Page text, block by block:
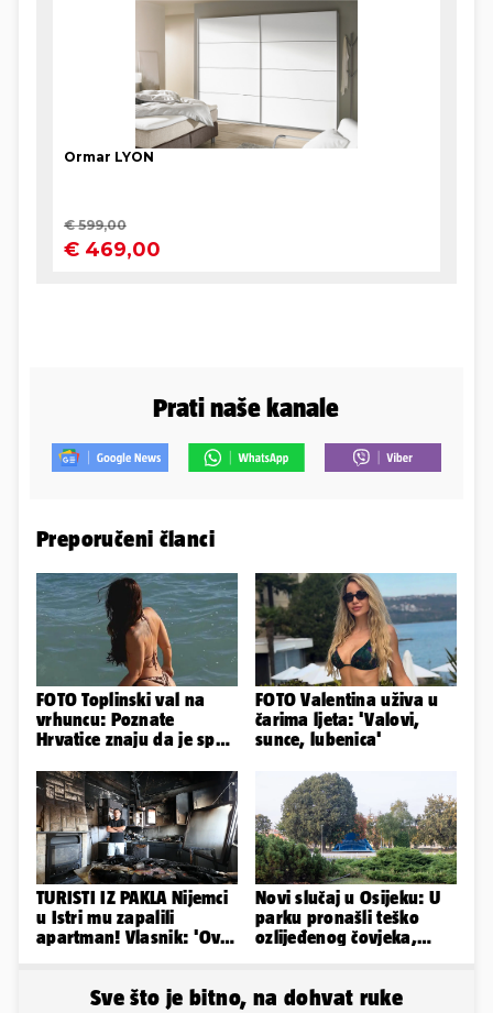
Prati naše kanale
Preporučeni članci
FOTO Toplinski val na
vrhuncu: Poznate
Hrvatice znaju da je spas
FOTO Valentina uživa u
čarima ljeta: 'Valovi,
sunce, lubenica'
TURISTI IZ PAKLA Nijemci
u Istri mu zapalili
apartman! Vlasnik: 'Ovo
Novi slučaj u Osijeku: U
parku pronašli teško
ozlijeđenog čovjeka,
Sve što je bitno, na dohvat ruke